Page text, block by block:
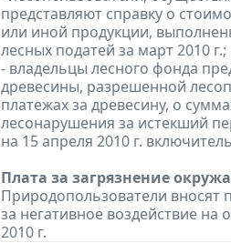
представляют справку о
или иной продукции,
лесных податей за март 2010 г.;
- владельцы лесного фонда
древесины, разрешенной
платежах за древесину, о
лесонарушения за истекший
на 15 апреля 2010 г.
Плата за загрязнение
Природопользователи вносят
за негативное воздействие
2010 г.